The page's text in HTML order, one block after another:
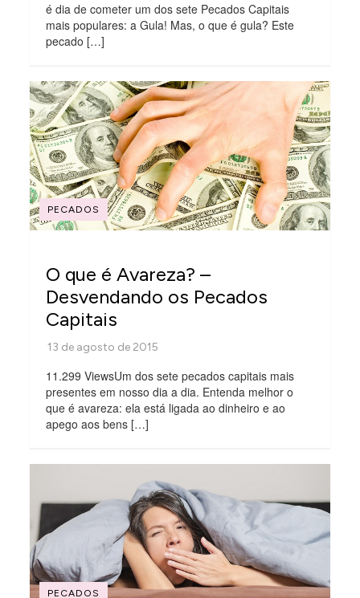
é dia de cometer um dos sete Pecados Capitais
mais populares: a Gula! Mas, o que é gula? Este
pecado […]
PECADOS
O que é Avareza? –
Desvendando os Pecados
Capitais
11.299 ViewsUm dos sete pecados capitais mais
presentes em nosso dia a dia. Entenda melhor o
que é avareza: ela está ligada ao dinheiro e ao
apego aos bens […]
PECADOS